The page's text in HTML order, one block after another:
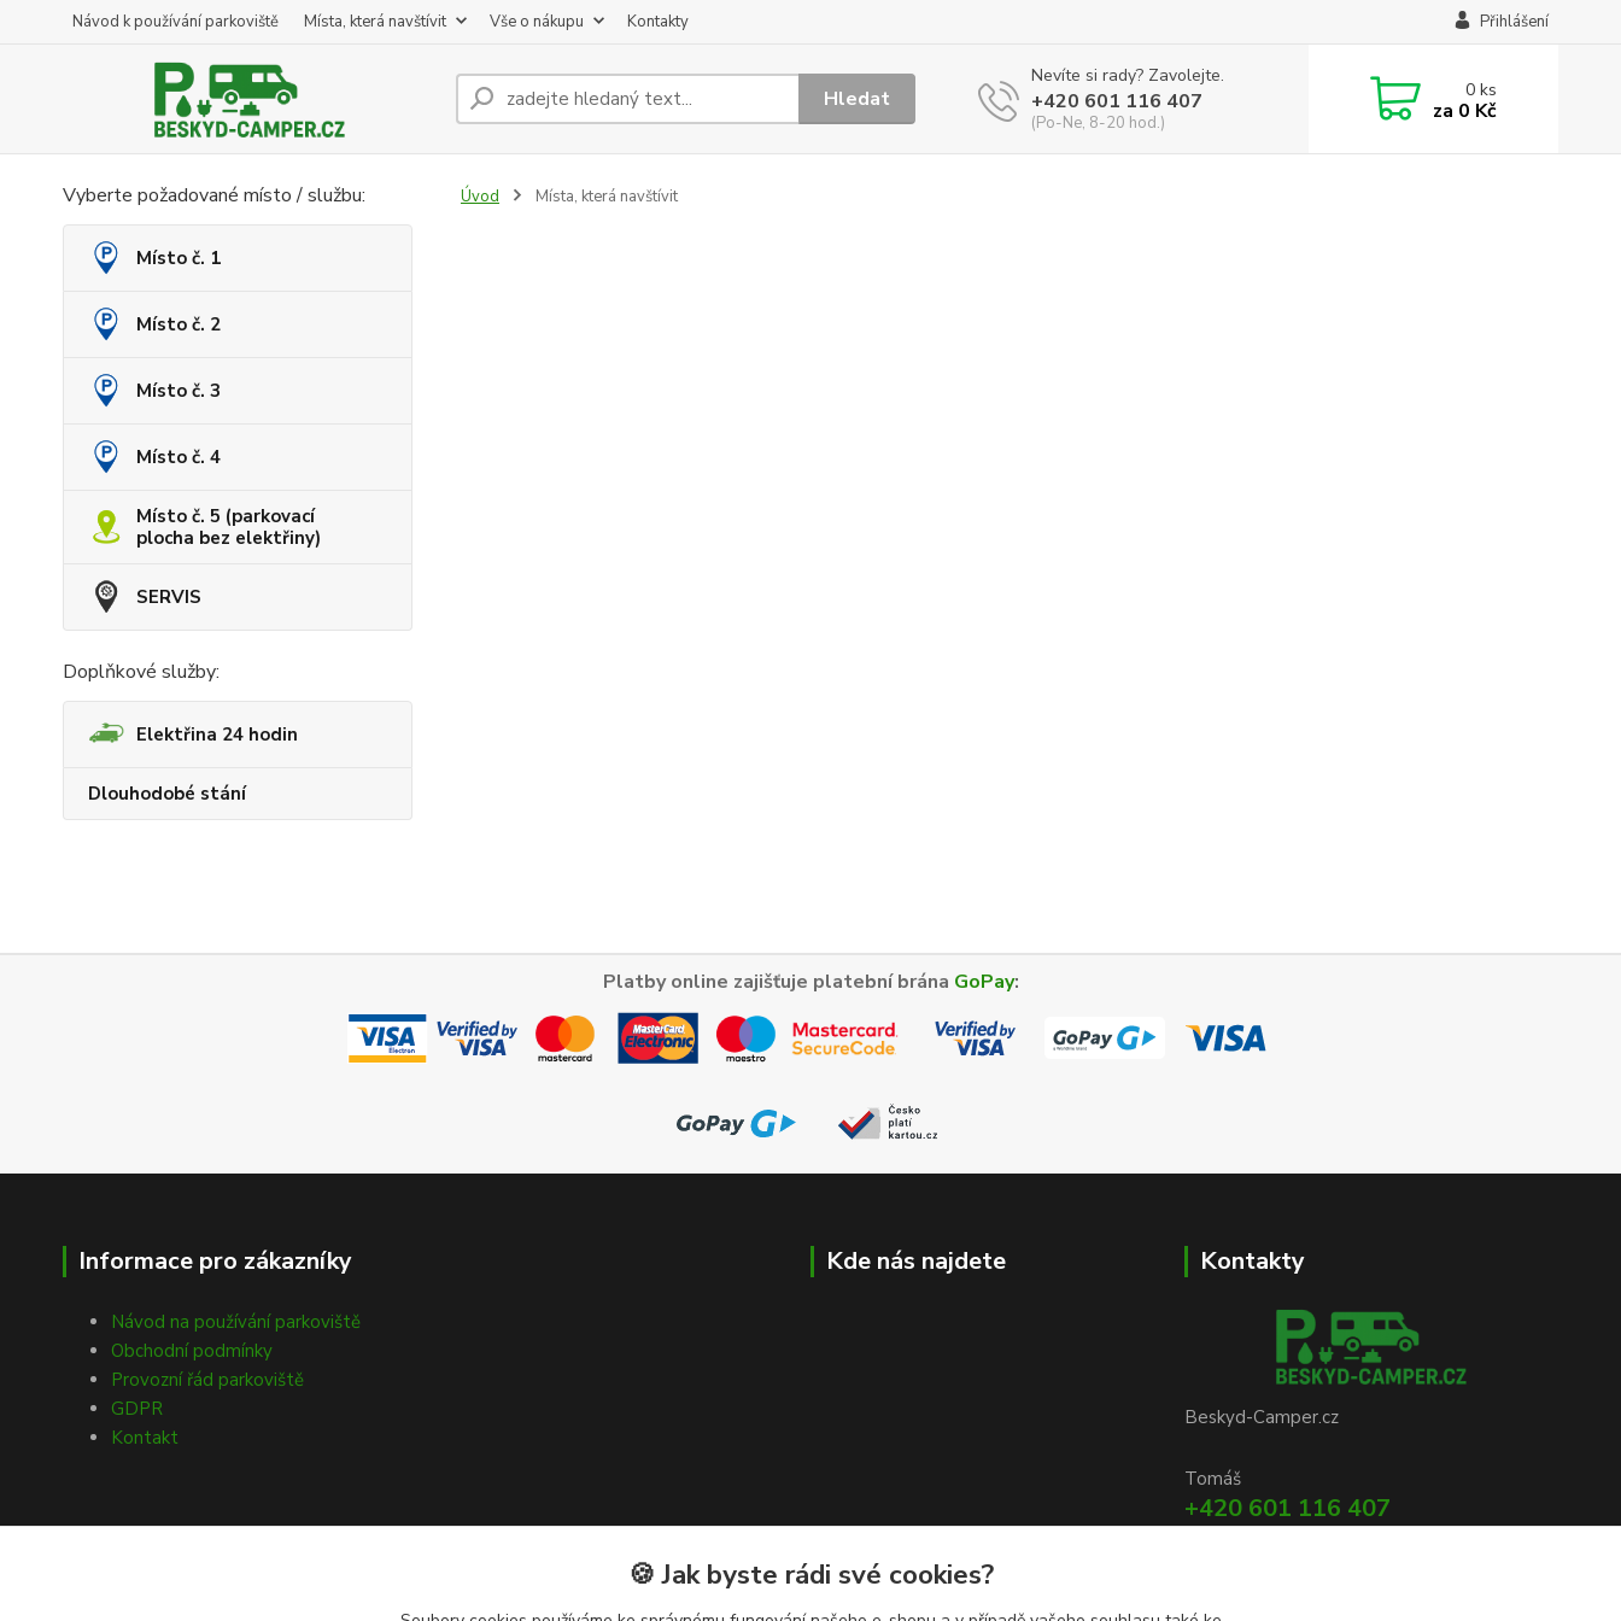
Návod k používání parkoviště Místa, která navštívit Vše o nákupu Kontakty Přihlášení
Hledat
Nevíte si rady? Zavolejte.
+420 601 116 407
(Po-Ne, 8-20 hod.)
0ks
za 0 Kč
Vyberte požadované místo / službu:
Místo č. 1
Místo č. 2
Místo č. 3
Místo č. 4
Místo č. 5 (parkovací
plocha bez elektřiny)
SERVIS
Doplňkové služby:
Elektřina 24 hodin
Dlouhodobé stání
Úvod Místa, která navštívit
Platby online zajišťuje platební brána GoPay:
Informace pro zákazníky
Návod na používání parkoviště
Obchodní podmínky
Provozní řád parkoviště
GDPR
Kontakt
Kde nás najdete Kontakty
Beskyd-Camper.cz
Tomáš
+420 601 116 407
🍪 Jak byste rádi své cookies?